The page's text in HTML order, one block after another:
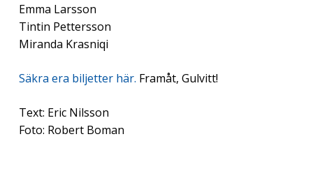
Emma Larsson
Tintin Pettersson
Miranda Krasniqi
Säkra era biljetter här. Framåt, Gulvitt!
Text: Eric Nilsson
Foto: Robert Boman